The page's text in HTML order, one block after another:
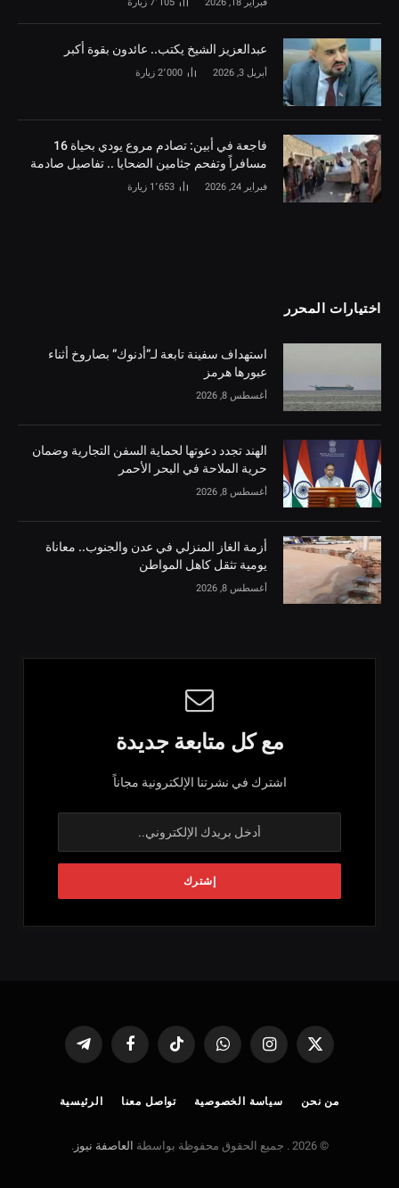
‏عبدالعزيز الشيخ يكتب.. عائدون بقوة أكبر
أبريل 3, 2026 2٬000 زيارة
فاجعة في أبين: تصادم مروع يودي بحياة 16
مسافراً وتفحم جثامين الضحايا .. تفاصيل صادمة
فبراير 24, 2026 1٬653 زيارة
اختيارات المحرر
استهداف سفينة تابعة لـ”أدنوك” بصاروخ أثناء
عبورها هرمز
أغسطس 8, 2026
الهند تجدد دعوتها لحماية السفن التجارية وضمان
حرية الملاحة في البحر الأحمر
أغسطس 8, 2026
أزمة الغاز المنزلي في عدن والجنوب.. معاناة
يومية تثقل كاهل المواطن
أغسطس 8, 2026
مع كل متابعة جديدة
اشترك في نشرتنا الإلكترونية مجاناً
X
الانستغرامواتساب تيكتوك فيسبوك تيلقرام
من نحن سياسة الخصوصية تواصل معنا الرئيسية
© 2026 . جميع الحقوق محفوظة بواسطة العاصفة نيوز .